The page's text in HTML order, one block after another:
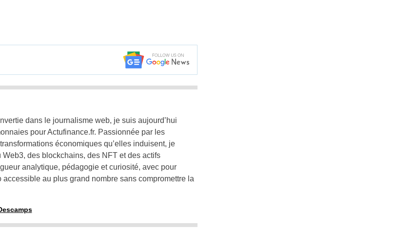
dans le journalisme web, je suis aujourd’hui
pour Actufinance.fr. Passionnée par les
économiques qu’elles induisent, je
des blockchains, des NFT et des actifs
analytique, pédagogie et curiosité, avec pour
accessible au plus grand nombre sans compromettre la